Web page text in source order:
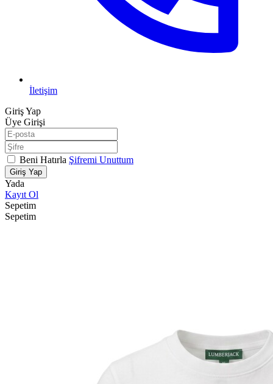
İletişim
Giriş Yap
Üye Girişi
Beni Hatırla Şifremi Unuttum
Giriş Yap
Yada
Kayıt Ol
Sepetim
Sepetim